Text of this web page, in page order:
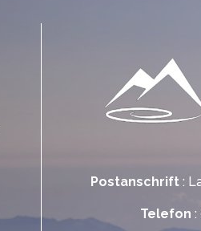
Postanschrift:
Telefon :